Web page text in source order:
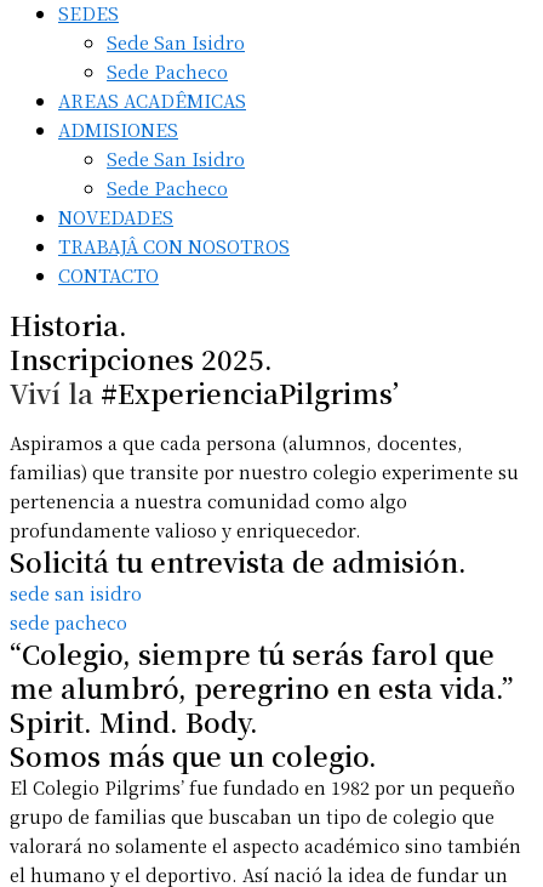
SEDES
Sede San Isidro
Sede Pacheco
AREAS ACADÊMICAS
ADMISIONES
Sede San Isidro
Sede Pacheco
NOVEDADES
TRABAJÂ CON NOSOTROS
CONTACTO
Historia.
Inscripciones 2025.
Viví la #ExperienciaPilgrims’
Aspiramos a que cada persona (alumnos, docentes,
familias) que transite por nuestro colegio experimente su
pertenencia a nuestra comunidad como algo
profundamente valioso y enriquecedor.
Solicitá tu entrevista de admisión.
sede san isidro
sede pacheco
“Colegio, siempre tú serás farol que
me alumbró, peregrino en esta vida.”
Spirit. Mind. Body.
Somos más que un colegio.
El Colegio Pilgrims’ fue fundado en 1982 por un pequeño
grupo de familias que buscaban un tipo de colegio que
valorará no solamente el aspecto académico sino también
el humano y el deportivo. Así nació la idea de fundar un